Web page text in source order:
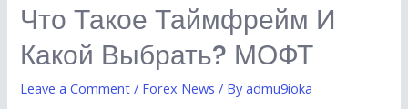
лосс
и
зачем
он
Что Такое Таймфрейм И
Какой Выбрать? МОФТ
Leave a Comment / Forex News / Byadmu9ioka